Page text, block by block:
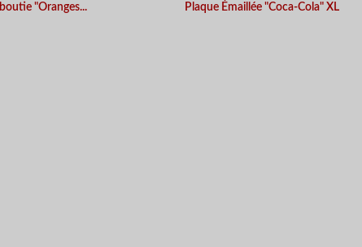
"Oranges... Plaque Émaillée "Coca-Cola" XL